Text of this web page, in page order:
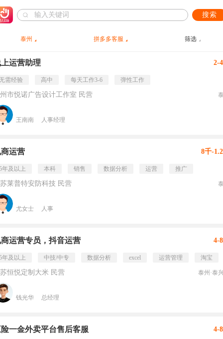
搜索
泰州 拼多多客服 筛选
运营助理 2-
需经验 高中 每天工作3-6 弹性工作
市悦诺广告设计工作室 民营
王南南 人事经理
运营 8千-
年及以上 本科 销售 数据分析 运营 推广
莱普特安防科技 民营
尤女士 人事
运营专员，抖音运营 4-
年及以上 中技/中专 数据分析 excel 运营管理 淘宝
恒悦定制大米 民营 泰州·泰
钱光华 总经理
一金外卖平台售后客服 4-